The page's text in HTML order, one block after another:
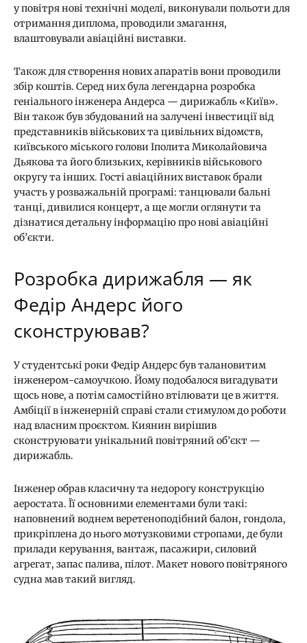
у повітря нові технічні моделі, виконували польоти для
отримання диплома, проводили змагання,
влаштовували авіаційні виставки.
Також для створення нових апаратів вони проводили
збір коштів. Серед них була легендарна розробка
геніального інженера Андерса — дирижабль «Київ».
Він також був збудований на залучені інвестиції від
представників військових та цивільних відомств,
київського міського голови Іполита Миколайовича
Дьякова та його близьких, керівників військового
округу та інших. Гості авіаційних виставок брали
участь у розважальній програмі: танцювали бальні
танці, дивилися концерт, а ще могли оглянути та
дізнатися детальну інформацію про нові авіаційні
об’єкти.
Розробка дирижабля — як
Федір Андерс його
сконструював?
У студентські роки Федір Андерс був талановитим
інженером-самоучкою. Йому подобалося вигадувати
щось нове, а потім самостійно втілювати це в життя.
Амбіції в інженерній справі стали стимулом до роботи
над власним проєктом. Киянин вирішив
сконструювати унікальний повітряний об’єкт —
дирижабль.
Інженер обрав класичну та недорогу конструкцію
аеростата. Її основними елементами були такі:
наповнений воднем веретеноподібний балон, гондола,
прикріплена до нього мотузковими стропами, де були
прилади керування, вантаж, пасажири, силовий
агрегат, запас палива, пілот. Макет нового повітряного
судна мав такий вигляд.